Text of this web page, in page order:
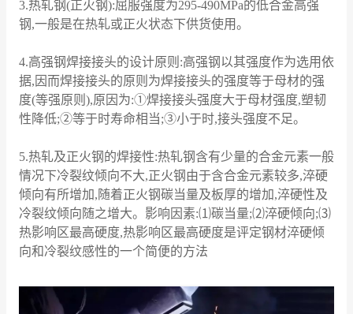
3.热轧钢(正火钢):屈服强度为295-490MPa的低合金高强
钢,一般是在热轧或正火状态下供货使用。
4.高强钢焊接接头的设计原则:高强钢以其强度作为选用依
据,因而焊接接头的原则为焊接接头的强度等于母材的强
度(等强原则),原因为:①焊接接头强度大于母材强度,塑韧
性降低;②等于时寿命相当;③小于时,接头强度不足。
5.热轧及正火钢的焊接性:热轧钢含有少量的合金元素一般
情况下冷裂纹倾向不大,正火钢由于含合金元素较多,淬硬
倾向有所增加,随着正火钢碳当量及板厚的增加,淬硬性及
冷裂纹倾向随之增大。影响因素:⑴碳当量;⑵淬硬倾向;⑶
热影响区最高硬度,热影响区最高硬度是评定钢材淬硬倾
向和冷裂纹感性的一个简便的方法